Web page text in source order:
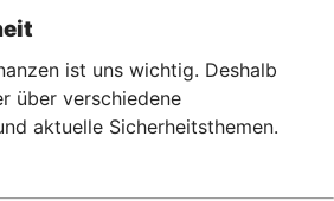
ist uns wichtig. Deshalb
über verschiedene
aktuelle Sicherheitsthemen.